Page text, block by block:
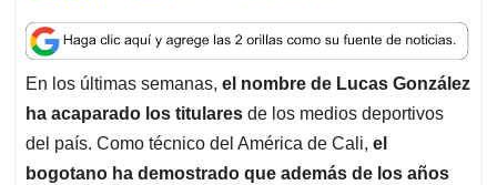
a
t
s
A
p
p
c
e
b
o
o
k
n
k
e
d
I
n
a
i
l
r
e
a
d
s
En los últimas semanas, el nombre de Lucas González
ha acaparado los titulares de los medios deportivos
del país. Como técnico del América de Cali, el
bogotano ha demostrado que además de los años